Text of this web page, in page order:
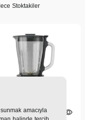
Stoktakiler
amacıyla